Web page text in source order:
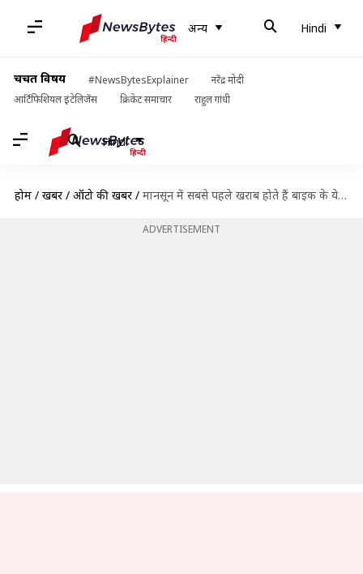
अन्य Hindi
चर्चित विषय #NewsBytesExplainer
नरेंद्र मोदी
आर्टिफिशियल इंटेलिजेंस
क्रिकेट समाचार राहुल गांधी
Hindi
होम / खबरें / ऑटो की खबरें / मानसून में सबसे पहले खराब होते हैं बाइक के ये पार्ट्स, कैसे करें देखभाल?
ADVERTISEMENT